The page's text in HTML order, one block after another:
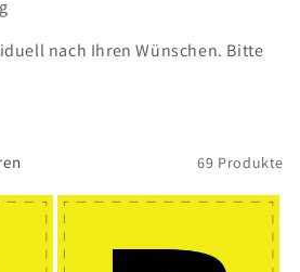
nach Ihren Wünschen. Bitte
69 Produkte